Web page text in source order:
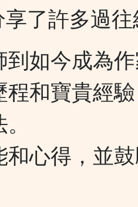
了許多過
如今成為作
程和寶貴經
心得，並